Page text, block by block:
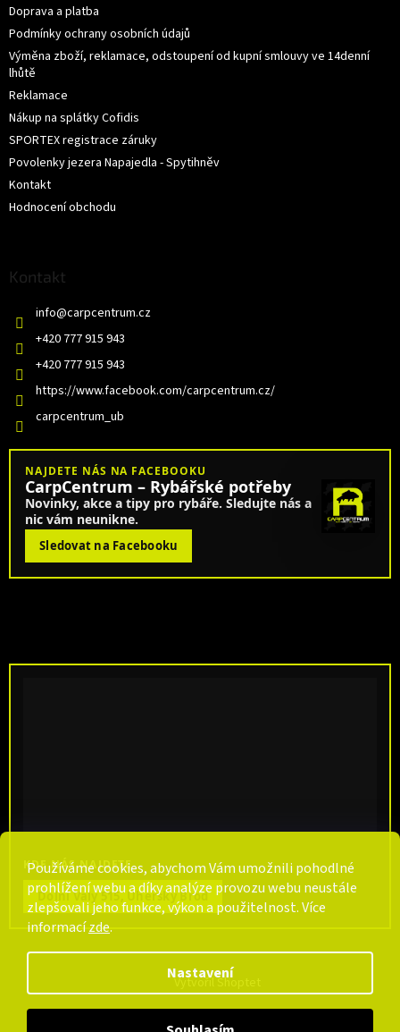
Používáme cookies, abychom Vám umožnili pohodlné
prohlížení webu a díky analýze provozu webu neustále
zlepšovali jeho funkce, výkon a použitelnost. Více
informacízde.
Nastavení
Doprava a platba
Podmínky ochrany osobních údajů
Výměna zboží, reklamace, odstoupení od kupní smlouvy ve 14denní
lhůtě
Reklamace
Nákup na splátky Cofidis
SPORTEX registrace záruky
Povolenky jezera Napajedla - Spytihněv
Kontakt
Hodnocení obchodu
Kontakt
info@carpcentrum.cz
+420 777 915 943
+420 777 915 943
https://www.facebook.com/carpcentrum.cz/
carpcentrum_ub
NAJDETE NÁS NA FACEBOOKU
CarpCentrum – Rybářské potřeby
Novinky, akce a tipy pro rybáře. Sledujte nás a
nic vám neunikne.
Sledovat na Facebooku
KDE NÁS NAJDETE
Dolní Valy 515, Uherský Brod
Vytvořil Shoptet